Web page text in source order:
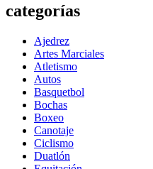
categorías
Ajedrez
Artes Marciales
Atletismo
Autos
Basquetbol
Bochas
Boxeo
Canotaje
Ciclismo
Duatlón